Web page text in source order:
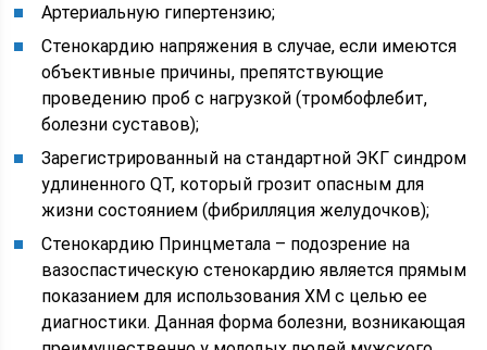
Артериальную гипертензию;
Стенокардию напряжения в случае, если имеются
объективные причины, препятствующие
проведению проб с нагрузкой (тромбофлебит,
болезни суставов);
Зарегистрированный на стандартной ЭКГ синдром
удлиненного QT, который грозит опасным для
жизни состоянием (фибрилляция желудочков);
Стенокардию Принцметала – подозрение на
вазоспастическую стенокардию является прямым
показанием для использования ХМ с целью ее
диагностики. Данная форма болезни, возникающая